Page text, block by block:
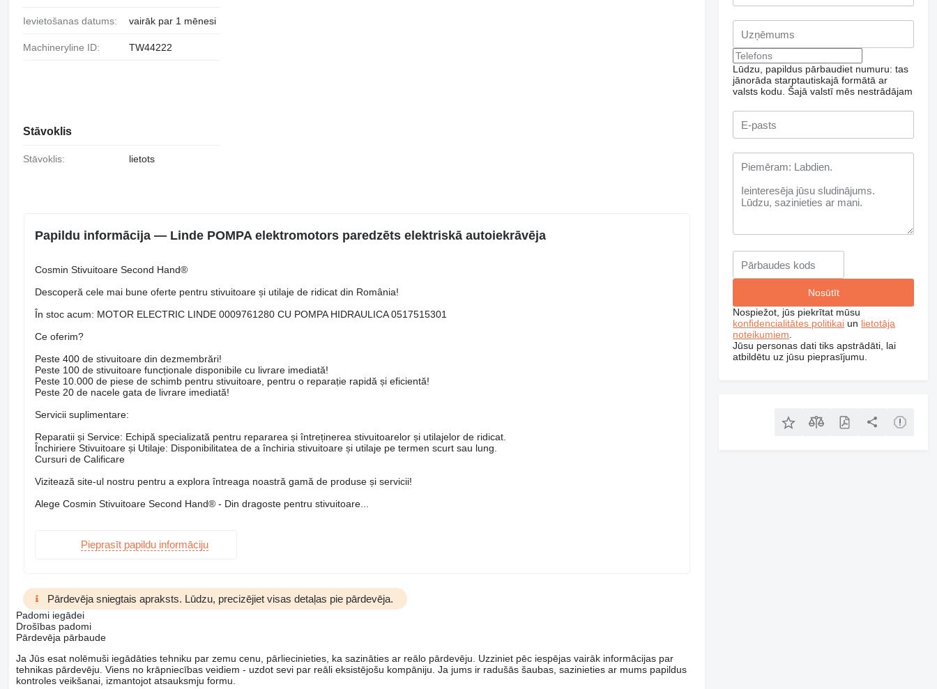
Ievietošanas datums: vairāk par 1 mēnesi
Machineryline ID: TW44222
Stāvoklis
Stāvoklis: lietots
Papildu informācija — Linde POMPA elektromotors paredzēts elektriskā autoiekrāvēja
Cosmin Stivuitoare Second Hand®
Descoperă cele mai bune oferte pentru stivuitoare și utilaje de ridicat din România!
În stoc acum: MOTOR ELECTRIC LINDE 0009761280 CU POMPA HIDRAULICA 0517515301
Ce oferim?
Peste 400 de stivuitoare din dezmembrări!
Peste 100 de stivuitoare funcționale disponibile cu livrare imediată!
Peste 10.000 de piese de schimb pentru stivuitoare, pentru o reparație rapidă și eficientă!
Peste 20 de nacele gata de livrare imediată!
Servicii suplimentare:
Reparatii și Service: Echipă specializată pentru repararea și întreținerea stivuitoarelor și utilajelor de ridicat.
Închiriere Stivuitoare și Utilaje: Disponibilitatea de a închiria stivuitoare și utilaje pe termen scurt sau lung.
Cursuri de Calificare
Vizitează site-ul nostru pentru a explora întreaga noastră gamă de produse și servicii!
Alege Cosmin Stivuitoare Second Hand® - Din dragoste pentru stivuitoare...
Pieprasīt papildu informāciju
Pārdevēja sniegtais apraksts. Lūdzu, precizējiet visas detaļas pie pārdevēja.
Padomi iegādei
Drošības padomi
Pārdevēja pārbaude
Ja Jūs esat nolēmuši iegādāties tehniku par zemu cenu, pārliecinieties, ka sazināties ar reālo pārdevēju. Uzziniet pēc iespējas vairāk informācijas par
tehnikas pārdevēju. Viens no krāpniecības veidiem - uzdot sevi par reāli eksistējošu kompāniju. Ja jums ir radušās šaubas, sazinieties ar mums papildus
kontroles veikšanai, izmantojot atsauksmju formu.
Lūdzu, papildus pārbaudiet numuru: tas
jānorāda starptautiskajā formātā ar
valsts kodu. Šajā valstī mēs nestrādājam
Nospiežot, jūs piekrītat mūsu
konfidencialitātes politikai un lietotāja
noteikumiem
Jūsu personas dati tiks apstrādāti, lai
atbildētu uz jūsu pieprasījumu.